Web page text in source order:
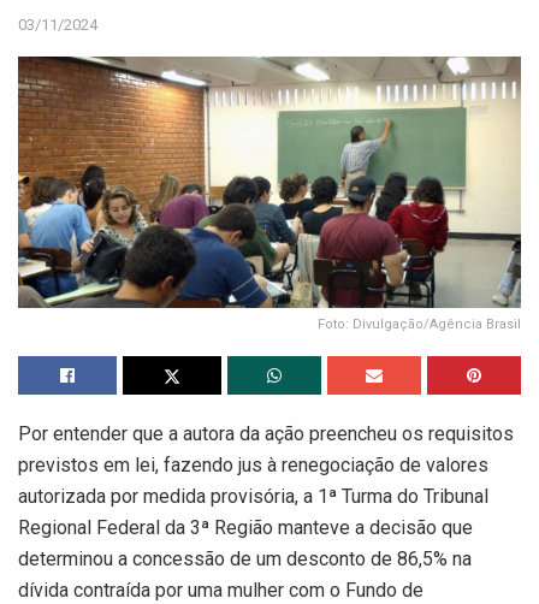
03/11/2024
Foto: Divulgação/Agência Brasil
Por entender que a autora da ação preencheu os requisitos
previstos em lei, fazendo jus à renegociação de valores
autorizada por medida provisória, a 1ª Turma do Tribunal
Regional Federal da 3ª Região manteve a decisão que
determinou a concessão de um desconto de 86,5% na
dívida contraída por uma mulher com o Fundo de